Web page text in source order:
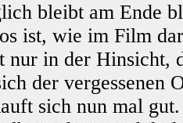
bleibt am Ende
ist, wie im Film
nur in der Hinsicht,
der vergessenen
sich nun mal